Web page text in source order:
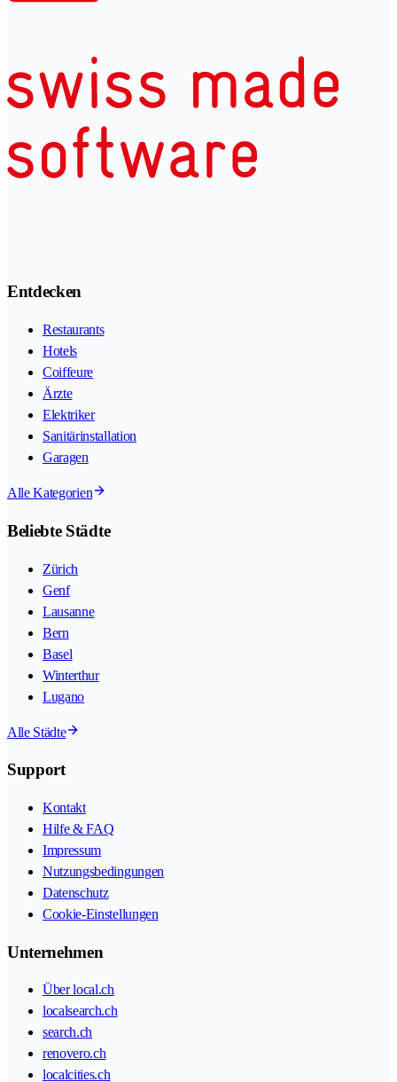
Entdecken
Restaurants
Hotels
Coiffeure
Ärzte
Elektriker
Sanitärinstallation
Garagen
Alle Kategorien
Beliebte Städte
Zürich
Genf
Lausanne
Bern
Basel
Winterthur
Lugano
Alle Städte
Support
Kontakt
Hilfe & FAQ
Impressum
Nutzungsbedingungen
Datenschutz
Cookie-Einstellungen
Unternehmen
Über local.ch
localsearch.ch
search.ch
renovero.ch
localcities.ch